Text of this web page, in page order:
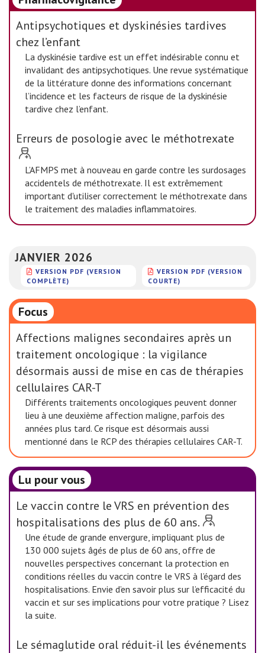
Antipsychotiques et dyskinésies tardives
chez l’enfant
La dyskinésie tardive est un effet indésirable connu et
invalidant des antipsychotiques. Une revue systématique
de la littérature donne des informations concernant
l’incidence et les facteurs de risque de la dyskinésie
tardive chez l’enfant.
Erreurs de posologie avec le méthotrexate
L’AFMPS met à nouveau en garde contre les surdosages
accidentels de méthotrexate. Il est extrêmement
important d'utiliser correctement le méthotrexate dans
le traitement des maladies inflammatoires.
JANVIER 2026
VERSION PDF (VERSION
COMPLÈTE)
VERSION PDF (VERSION
COURTE)
Focus
Affections malignes secondaires après un
traitement oncologique : la vigilance
désormais aussi de mise en cas de thérapies
cellulaires CAR-T
Différents traitements oncologiques peuvent donner
lieu à une deuxième affection maligne, parfois des
années plus tard. Ce risque est désormais aussi
mentionné dans le RCP des thérapies cellulaires CAR-T.
Lu pour vous
Le vaccin contre le VRS en prévention des
hospitalisations des plus de 60 ans.
Une étude de grande envergure, impliquant plus de
130 000 sujets âgés de plus de 60 ans, offre de
nouvelles perspectives concernant la protection en
conditions réelles du vaccin contre le VRS à l’égard des
hospitalisations. Envie d’en savoir plus sur l’efficacité du
vaccin et sur ses implications pour votre pratique ? Lisez
la suite.
Le sémaglutide oral réduit-il les événements